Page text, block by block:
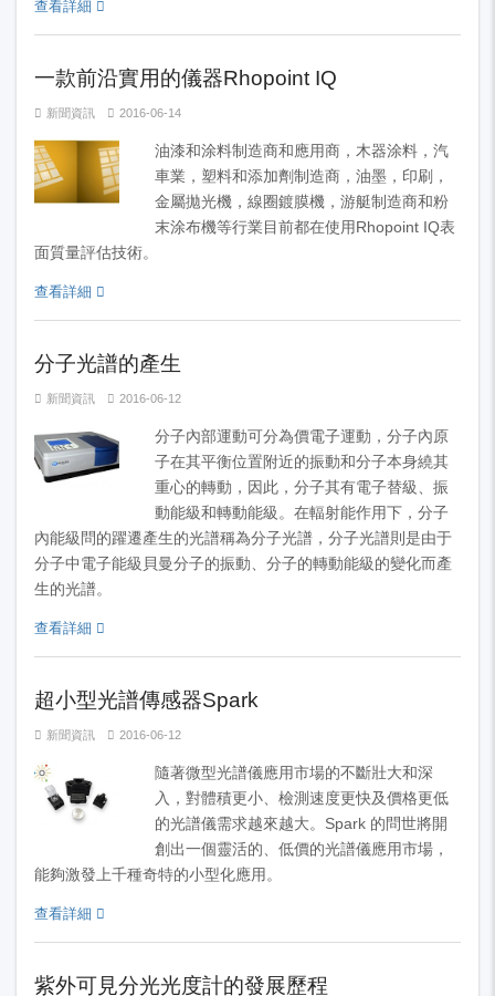
查看詳細
一款前沿實用的儀器Rhopoint IQ
新聞資訊 2016-06-14
油漆和涂料制造商和應用商，木器涂料，汽
車業，塑料和添加劑制造商，油墨，印刷，
金屬拋光機，線圈鍍膜機，游艇制造商和粉
末涂布機等行業目前都在使用Rhopoint IQ表
面質量評估技術。
查看詳細
分子光譜的產生
新聞資訊 2016-06-12
分子內部運動可分為價電子運動，分子內原
子在其平衡位置附近的振動和分子本身繞其
重心的轉動，因此，分子其有電子替級、振
動能級和轉動能級。在輻射能作用下，分子
內能級問的躍遷產生的光譜稱為分子光譜，分子光譜則是由于
分子中電子能級貝曼分子的振動、分子的轉動能級的變化而產
生的光譜。
查看詳細
超小型光譜傳感器Spark
新聞資訊 2016-06-12
隨著微型光譜儀應用市場的不斷壯大和深
入，對體積更小、檢測速度更快及價格更低
的光譜儀需求越來越大。Spark 的問世將開
創出一個靈活的、低價的光譜儀應用市場，
能夠激發上千種奇特的小型化應用。
查看詳細
紫外可見分光光度計的發展歷程